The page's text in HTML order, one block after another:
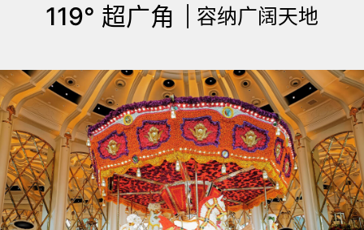
119° 超广角 | 容纳广阔天地